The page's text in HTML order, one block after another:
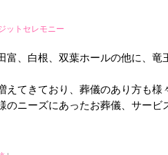
ットセレモニー
富、白根、双葉ホールの他に、竜
えてきており、葬儀のあり方も様
ニーズにあったお葬儀、サービ